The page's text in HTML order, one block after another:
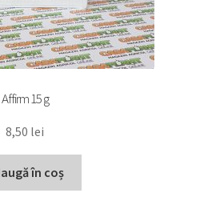
Affirm 15 g
8,50 lei
în coș